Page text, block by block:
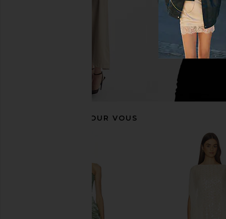
Sid Neigum Wave Hem Bamboo
RECOMMANDÉ POUR VOUS